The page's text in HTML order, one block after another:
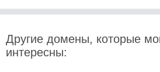
Другие домены, которые
интересны: